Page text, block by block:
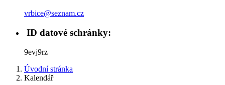
vrbice@seznam.cz
ID datové schránky:
9evj9rz
Úvodní stránka
Kalendář